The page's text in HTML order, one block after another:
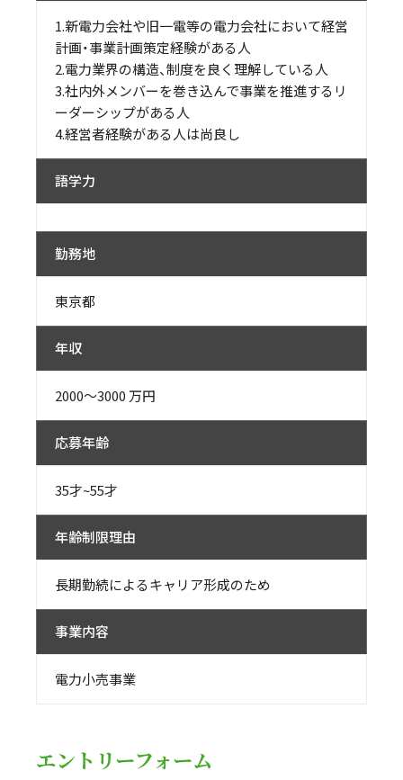
1.新電力会社や旧一電等の電力会社において経営
計画・事業計画策定経験がある人
2.電力業界の構造、制度を良く理解している人
3.社内外メンバーを巻き込んで事業を推進するリ
ーダーシップがある人
4.経営者経験がある人は尚良し
語学力
勤務地
東京都
年収
2000〜3000 万円
応募年齢
35才~55才
年齢制限理由
長期勤続によるキャリア形成のため
事業内容
電力小売事業
エントリーフォーム